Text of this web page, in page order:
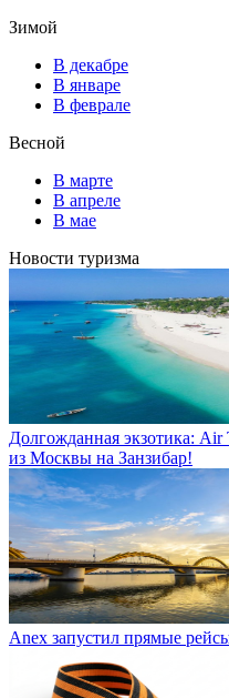
Зимой
В декабре
В январе
В феврале
Весной
В марте
В апреле
В мае
Новости туризма
Долгожданная экзотика: Air
из Москвы на Занзибар!
Anex запустил прямые